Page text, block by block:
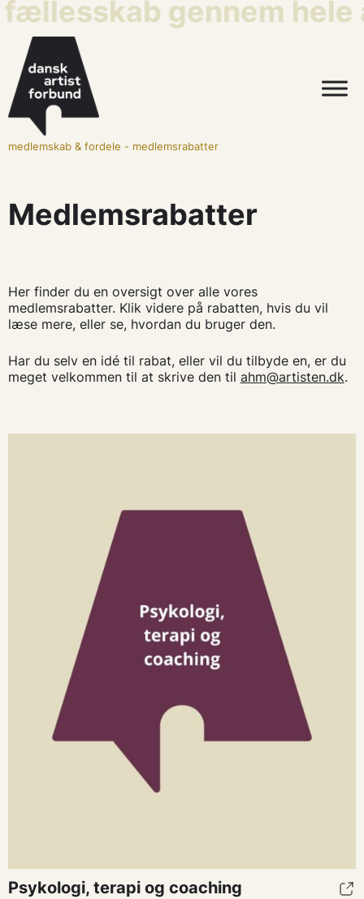
gennem hele
medlemskab & fordele - medlemsrabatter
Medlemsrabatter
Her finder du en oversigt over alle vores
medlemsrabatter. Klik videre på rabatten, hvis du vil
læse mere, eller se, hvordan du bruger den.
Har du selv en idé til rabat, eller vil du tilbyde en, er du
meget velkommen til at skrive den til ahm@artisten.dk.
Psykologi, terapi og coaching